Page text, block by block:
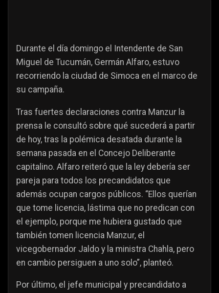
Durante el día domingo el Intendente de San
Miguel de Tucumán, Germán Alfaro, estuvo
recorriendo la ciudad de Simoca en el marco de
su campaña.
Tras fuertes declaraciones contra Manzur la
prensa le consultó sobre qué sucederá a partir
de hoy, tras la polémica desatada durante la
semana pasada en el Concejo Deliberante
capitalino. Alfaro reiteró que la ley debería ser
pareja para todos los precandidatos que
además ocupan cargos públicos. “Ellos querían
que tome licencia, lástima que no predican con
el ejemplo, porque me hubiera gustado que
también tomen licencia Manzur, el
vicegobernador Jaldo y la ministra Chahla, pero
en cambio persiguen a uno solo”, planteó.
Por último, el jefe municipal y precandidato a